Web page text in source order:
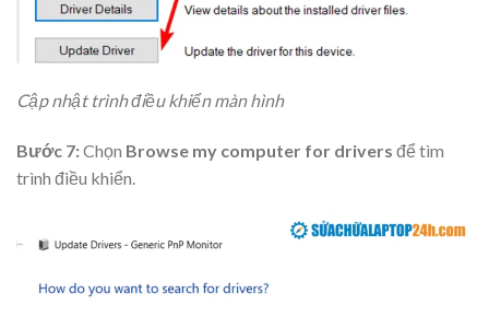
Cập nhật trình điều khiển màn hình
Bước 7:Chọn Browse my computer for drivers để tìm
trình điều khiển.